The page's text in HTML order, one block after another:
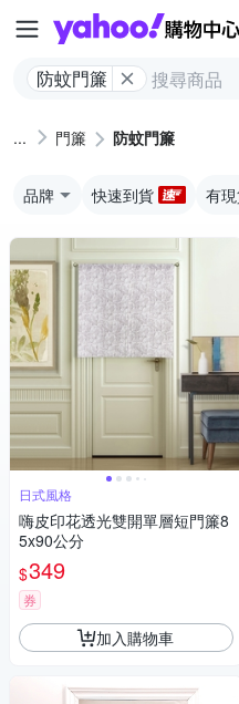
防蚊門簾
門簾 防蚊門簾
品牌 快速到貨 有
日式風格
嗨皮印花透光雙開單層短門簾8
5x90公分
$349
券
加入購物車